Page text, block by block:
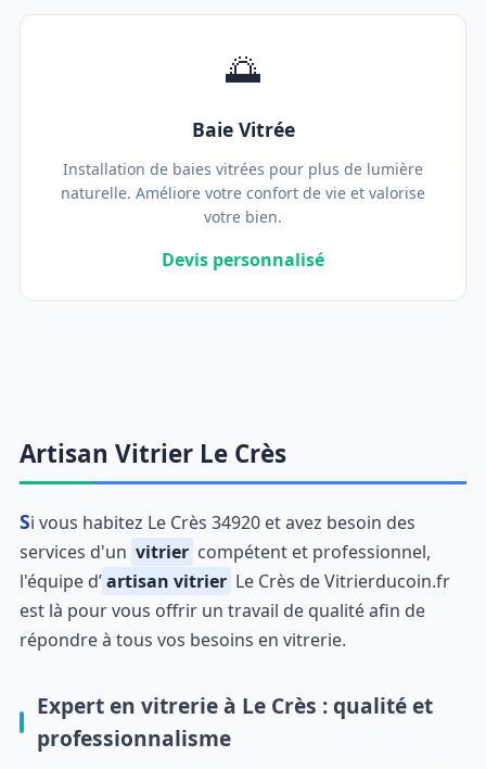
🌅
Baie Vitrée
Installation de baies vitrées pour plus de lumière
naturelle. Améliore votre confort de vie et valorise
votre bien.
Devis personnalisé
Artisan Vitrier Le Crès
Si vous habitez Le Crès 34920 et avez besoin des
services d'un vitrier compétent et professionnel,
l'équipe d’artisan vitrier Le Crès de Vitrierducoin.fr
est là pour vous offrir un travail de qualité afin de
répondre à tous vos besoins en vitrerie.
Expert en vitrerie à Le Crès : qualité et
professionnalisme